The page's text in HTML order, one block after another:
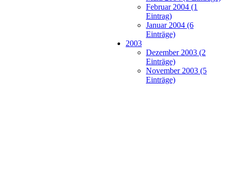
Februar 2004 (1
Eintrag)
Januar 2004 (6
Einträge)
2003
Dezember 2003 (2
Einträge)
November 2003 (5
Einträge)